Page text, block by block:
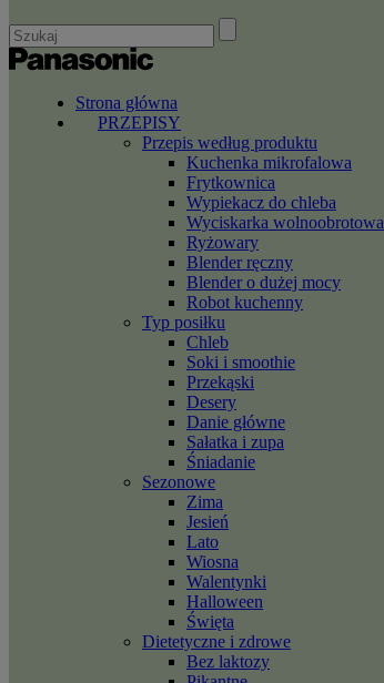
Strona główna
PRZEPISY
Przepis według produktu
Kuchenka mikrofalowa
Frytkownica
Wypiekacz do chleba
Wyciskarka wolnoobrotowa
Ryżowary
Blender ręczny
Blender o dużej mocy
Robot kuchenny
Typ posiłku
Chleb
Soki i smoothie
Przekąski
Desery
Danie główne
Sałatka i zupa
Śniadanie
Sezonowe
Zima
Jesień
Lato
Wiosna
Walentynki
Halloween
Święta
Dietetyczne i zdrowe
Bez laktozy